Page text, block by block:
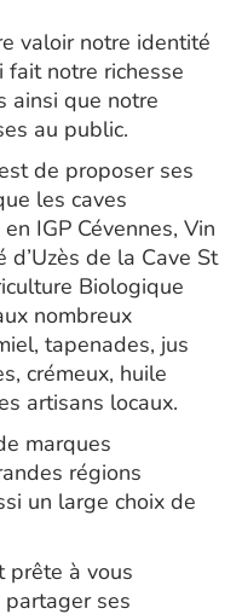
valoir notre identité
notre richesse
ainsi que notre
au public.
de proposer ses
les caves
IGP Cévennes, Vin
d’Uzès de la Cave St
Biologique
nombreux
tapenades, jus
crémeux, huile
artisans locaux.
marques
régions
un large choix de
prête à vous
partager ses